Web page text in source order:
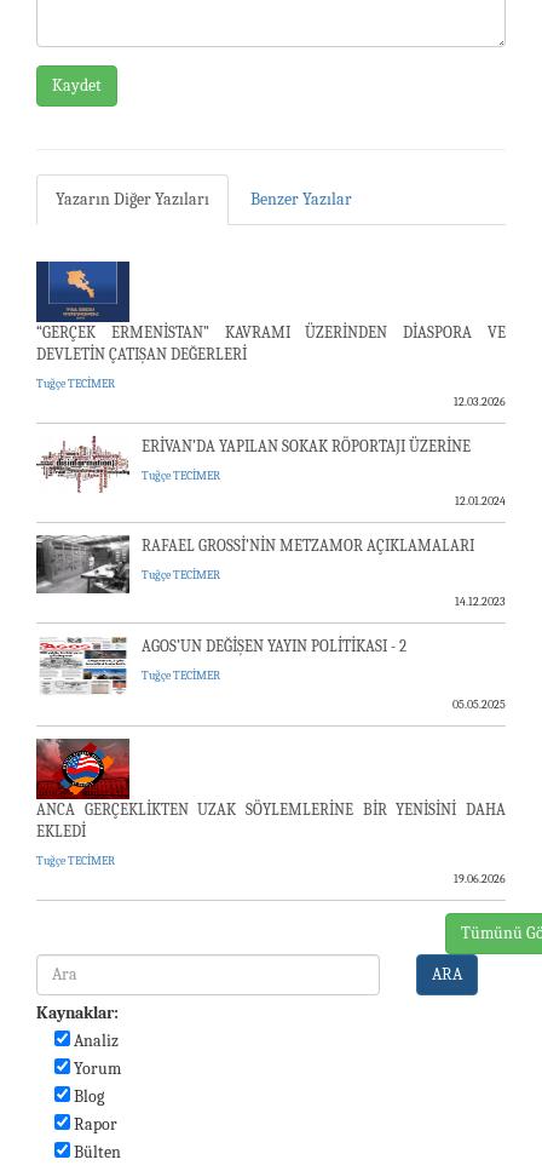
Kaydet
Yazarın Diğer Yazıları Benzer Yazılar
“GERÇEK ERMENİSTAN” KAVRAMI ÜZERİNDEN DİASPORA VE
DEVLETİN ÇATIŞAN DEĞERLERİ
Tuğçe TECİMER
12.03.2026
ERİVAN’DA YAPILAN SOKAK RÖPORTAJI ÜZERİNE
Tuğçe TECİMER
12.01.2024
RAFAEL GROSSİ’NİN METZAMOR AÇIKLAMALARI
Tuğçe TECİMER
14.12.2023
AGOS’UN DEĞİŞEN YAYIN POLİTİKASI - 2
Tuğçe TECİMER
05.05.2025
ANCA GERÇEKLİKTEN UZAK SÖYLEMLERİNE BİR YENİSİNİ DAHA
EKLEDİ
Tuğçe TECİMER
19.06.2026
Tümünü
ARA
Kaynaklar:
Analiz
Yorum
Blog
Rapor
Bülten